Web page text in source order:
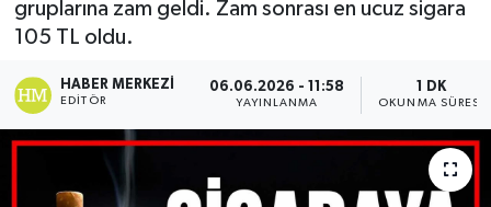
gruplarına zam geldi. Zam sonrası en ucuz sigara
105 TL oldu.
HABER MERKEZI
EDITÖR
06.06.2026 - 11:58
YAYINLANMA
1 DK
OKUNMA SÜRESI